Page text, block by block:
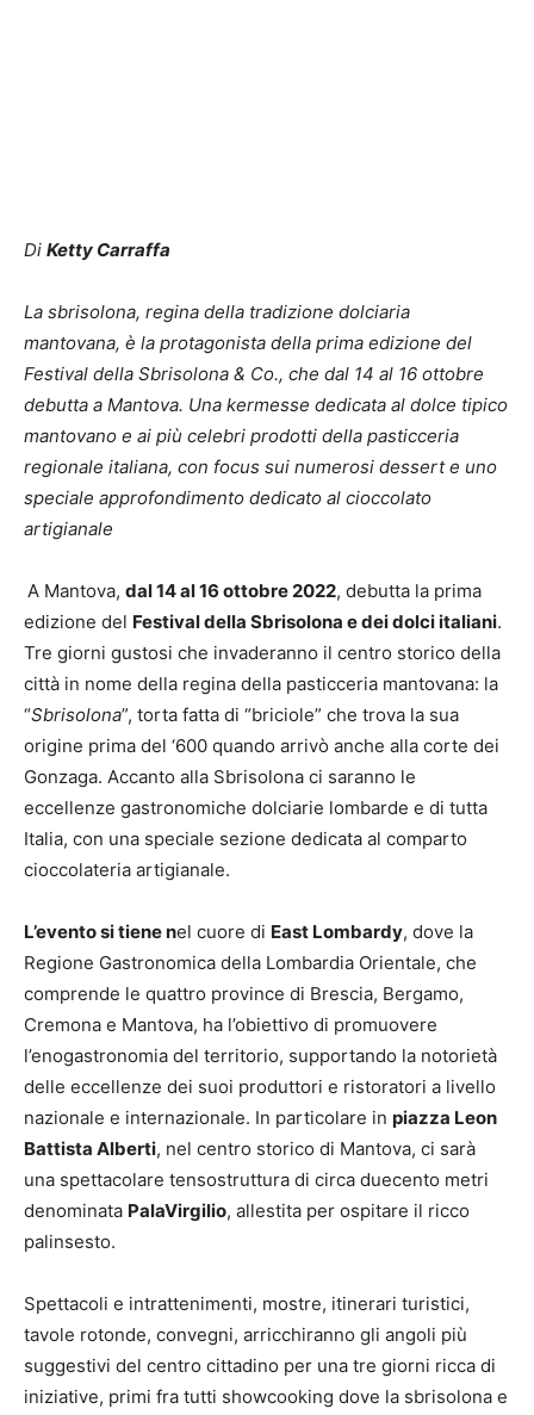
Di Ketty Carraffa
La sbrisolona, regina della tradizione dolciaria
mantovana, è la protagonista della prima edizione del
Festival della Sbrisolona & Co., che dal 14 al 16 ottobre
debutta a Mantova. Una kermesse dedicata al dolce tipico
mantovano e ai più celebri prodotti della pasticceria
regionale italiana, con focus sui numerosi dessert e uno
speciale approfondimento dedicato al cioccolato
artigianale
A Mantova, dal 14 al 16 ottobre 2022, debutta la prima
edizione del Festival della Sbrisolona e dei dolci italiani.
Tre giorni gustosi che invaderanno il centro storico della
città in nome della regina della pasticceria mantovana: la
“Sbrisolona”, torta fatta di “briciole” che trova la sua
origine prima del ‘600 quando arrivò anche alla corte dei
Gonzaga. Accanto alla Sbrisolona ci saranno le
eccellenze gastronomiche dolciarie lombarde e di tutta
Italia, con una speciale sezione dedicata al comparto
cioccolateria artigianale.
L’evento si tiene nel cuore di East Lombardy, dove la
Regione Gastronomica della Lombardia Orientale, che
comprende le quattro province di Brescia, Bergamo,
Cremona e Mantova, ha l’obiettivo di promuovere
l’enogastronomia del territorio, supportando la notorietà
delle eccellenze dei suoi produttori e ristoratori a livello
nazionale e internazionale. In particolare in piazza Leon
Battista Alberti, nel centro storico di Mantova, ci sarà
una spettacolare tensostruttura di circa duecento metri
denominata PalaVirgilio, allestita per ospitare il ricco
palinsesto.
Spettacoli e intrattenimenti, mostre, itinerari turistici,
tavole rotonde, convegni, arricchiranno gli angoli più
suggestivi del centro cittadino per una tre giorni ricca di
iniziative, primi fra tutti showcooking dove la sbrisolona e